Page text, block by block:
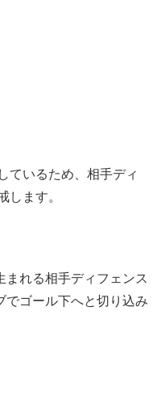
ているため、相手ディ
します。
まれる相手ディフェンス
でゴール下へと切り込み